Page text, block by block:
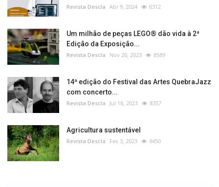
Revista Descla Abr 9, 2024 6312
Um milhão de peças LEGO® dão vida à 2ª
Edição da Exposição...
Revista Descla Nov 20, 2023 8589
14ª edição do Festival das Artes QuebraJazz
com concerto...
Revista Descla Jul 18, 2023 8357
Agricultura sustentável
Revista Descla Fev 3, 2023 9450